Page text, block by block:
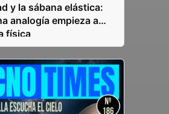
y la sábana elástica:
analogía empieza a
física